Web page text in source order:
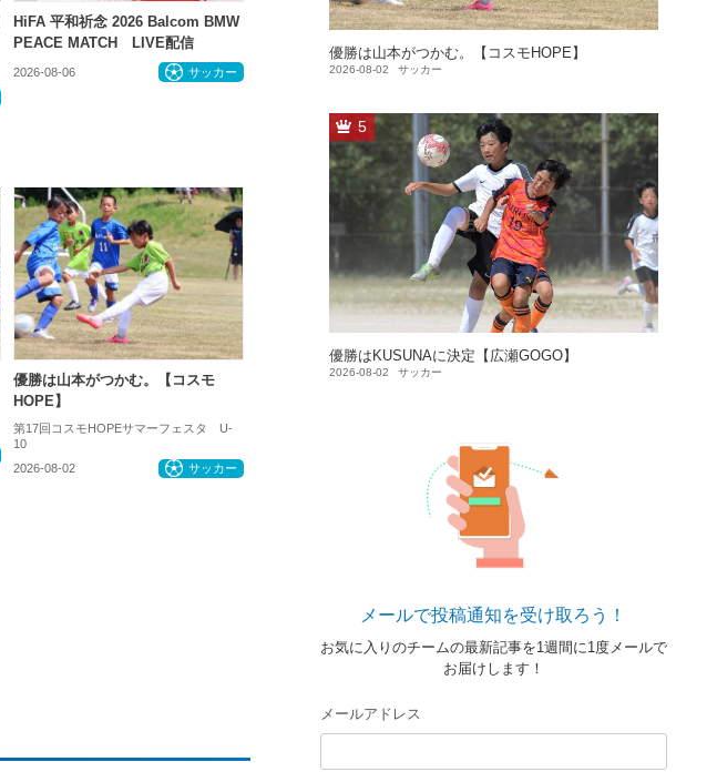
HiFA 平和祈念 2026 Balcom BMW
PEACE MATCH LIVE配信
2026-08-06 サッカー
優勝は山本がつかむ。【コスモ
HOPE】
第17回コスモHOPEサマーフェスタ U-
10
2026-08-02
サッカー
優勝は山本がつかむ。【コスモHOPE】
2026-08-02 サッカー
5
優勝はKUSUNAに決定【広瀬GOGO】
2026-08-02 サッカー
メールで投稿通知を受け取ろう！
お気に入りのチームの最新記事を1週間に1度メールで
お届けします！
メールアドレス